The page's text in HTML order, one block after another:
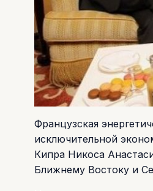
Французская
исключительной
Кипра Никоса
Ближнему Востоку и